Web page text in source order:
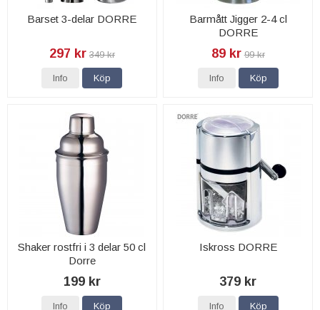
Barset 3-delar DORRE
297 kr 349 kr
Info Köp
Barmått Jigger 2-4 cl
DORRE
89 kr 99 kr
Info Köp
Shaker rostfri i 3 delar 50 cl
Dorre
199 kr
Info Köp
Iskross DORRE
379 kr
Info Köp